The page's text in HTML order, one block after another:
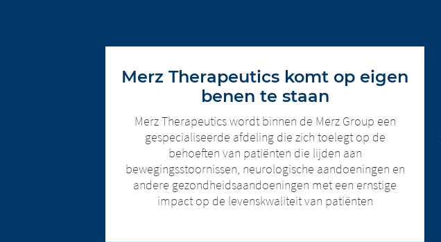
Merz Therapeutics komt op eigen
benen te staan
Merz Therapeutics wordt binnen de Merz Group een
gespecialiseerde afdeling die zich toelegt op de
behoeften van patiënten die lijden aan
bewegingsstoornissen, neurologische aandoeningen en
andere gezondheidsaandoeningen met een ernstige
impact op de levenskwaliteit van patiënten